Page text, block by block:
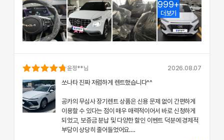
999+
더보기
윤정**님 2026.08.07
쏘나타 진짜 저렴하게 렌트했습니다^^
공카의 무심사 장기렌트 상품은 신용 문제 없이 간편하게
이용할 수 있다는 점이 매우 매력적이어서 바로 신청하게
되었고, 보증금 분납 및 다양한 할인 이벤트 덕분에 경제적
부담이 상당히 줄어들었어요.